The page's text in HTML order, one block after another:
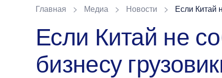
Главная Медиа Новости Если Китай
Если Китай не
бизнесу